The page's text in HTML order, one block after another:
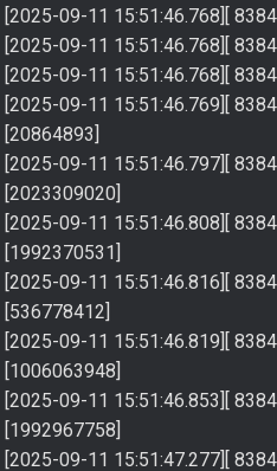
[2025-09-11 15:51:46.768][
[2025-09-11 15:51:46.768][
[2025-09-11 15:51:46.768][
[2025-09-11 15:51:46.769][
[20864893]
[2025-09-11 15:51:46.797][
[2023309020]
[2025-09-11 15:51:46.808][
[1992370531]
[2025-09-11 15:51:46.816][
[536778412]
[2025-09-11 15:51:46.819][
[1006063948]
[2025-09-11 15:51:46.853][
[1992967758]
[2025-09-11 15:51:47.277][